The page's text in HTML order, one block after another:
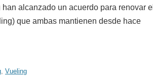
alcanzado un acuerdo para renovar el
que ambas mantienen desde hace
Vueling